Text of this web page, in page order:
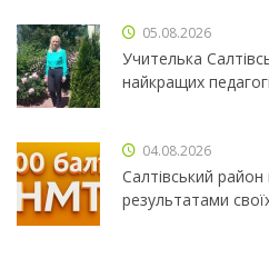
05.08.2026
Учителька
найкращих
04.08.2026
Салтівський
результатами